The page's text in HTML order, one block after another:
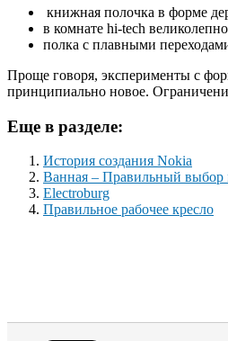
книжная полочка в форме
в комнате hi-tech
полка с плавными
Проще говоря, эксперименты с
принципиально новое.
Еще в разделе:
История создания Nokia
Ванная – Правильный выбор
Electroburg
Правильное рабочее кресло